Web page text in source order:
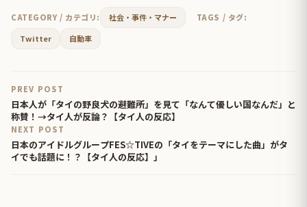
CATEGORY / カテゴリ: 社会・事件・マナー
TAGS / タグ:
Twitter
自動車
PREV POST
日本人が「タイの野良犬の避難所」を見て「なんて優しい国なんだ」と
称賛！→タイ人が反論？【タイ人の反応】
NEXT POST
日本のアイドルグループFES☆TIVEの「タイをテーマにした曲」がタ
イでも話題に！？【タイ人の反応】」